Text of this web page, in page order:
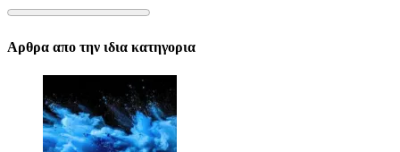
Αρθρα απο την ιδια κατηγορια